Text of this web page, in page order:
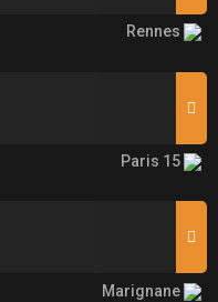
Rennes
Paris 15
Marignane